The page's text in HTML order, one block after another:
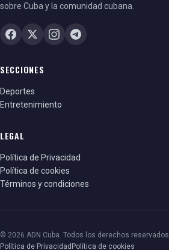
sobre Cuba y la comunidad cubana.
SECCIONES
Deportes
Entretenimiento
LEGAL
Política de Privacidad
Política de cookies
Términos y condiciones
© 2026 ADN Cuba. Todos los derechos reservados.
Política de Privacidad Política de cookies